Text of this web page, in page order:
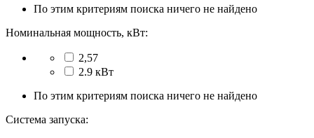
По этим критериям поиска ничего не найдено
Номинальная мощность, кВт:
2,57
2.9 кВт
По этим критериям поиска ничего не найдено
Система запуска: